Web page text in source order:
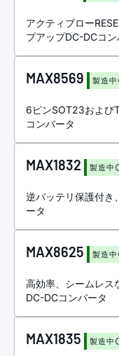
アクティブロー
プアップDC-DCコン
MAX8569 製造中
6ピンSOT23および
コンバータ
MAX1832 製造中
逆バッテリ保護付き
ータ
MAX8625 製造中
高効率、シームレス
DC-DCコンバータ
MAX1835 製造中